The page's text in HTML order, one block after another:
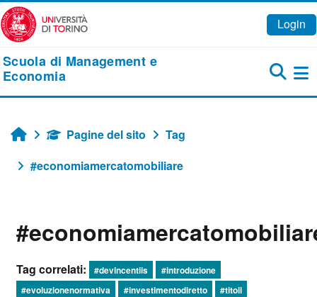
Vai al contenuto principale
Login
Scuola di Management e
Economia
HomePagine del sito
Tag
#economiamercatomobiliare
Tag correlati: #devincentiis
#introduzione
#evoluzionenormativa
#investimentodiretto
#titoli